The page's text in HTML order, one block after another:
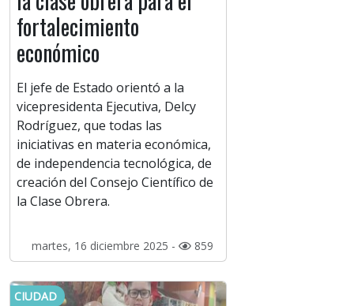
fortalecimiento
económico
El jefe de Estado orientó a la
vicepresidenta Ejecutiva, Delcy
Rodríguez, que todas las
iniciativas en materia económica,
de independencia tecnológica, de
creación del Consejo Científico de
la Clase Obrera.
martes, 16 diciembre 2025 - 859
CIUDAD